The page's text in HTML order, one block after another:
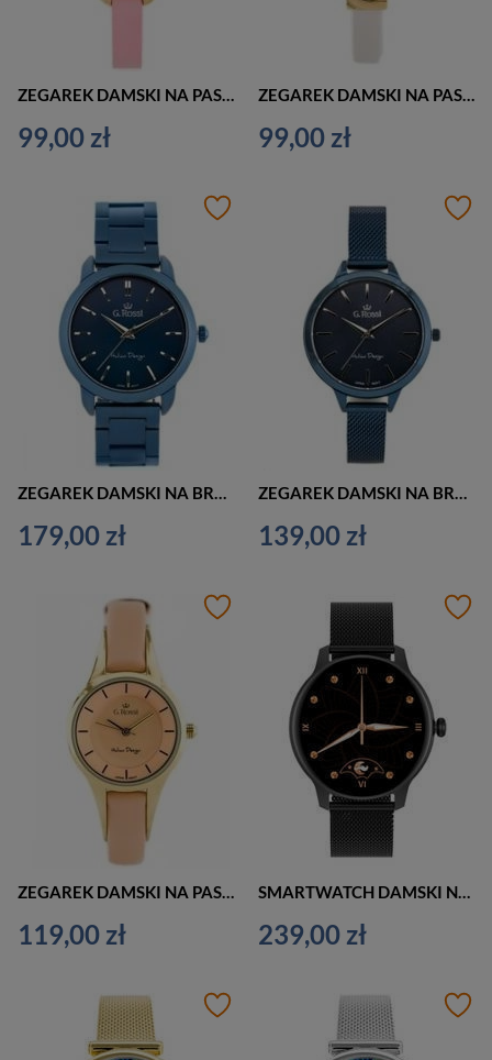
99,00 zł 99,00 zł
ZEGAREK DAMSKI NA BRANSOLECIE CASUAL G. ROSSI - 10659B (zg684g) + BOX
179,00 zł
ZEGAREK DAMSKI NA BRANSOLECIE CASUAL G. ROSSI - 10296B (zg680g) + BOX
139,00 zł
119,00 zł 239,00 zł